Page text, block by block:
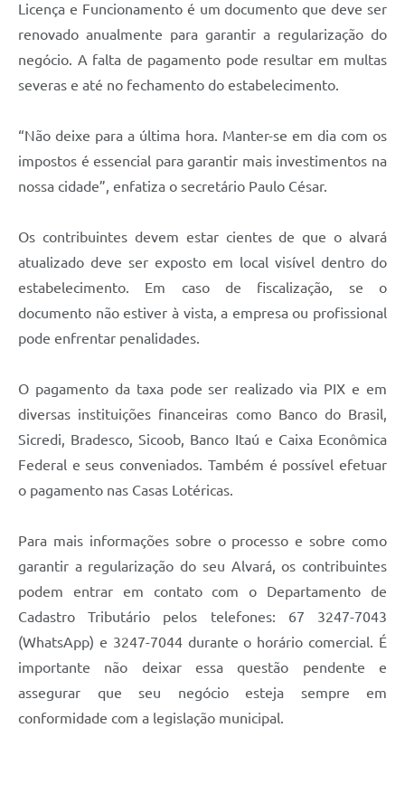
Licença e Funcionamento é um documento que deve ser
renovado anualmente para garantir a regularização do
negócio. A falta de pagamento pode resultar em multas
severas e até no fechamento do estabelecimento.
“Não deixe para a última hora. Manter-se em dia com os
impostos é essencial para garantir mais investimentos na
nossa cidade”, enfatiza o secretário Paulo César.
Os contribuintes devem estar cientes de que o alvará
atualizado deve ser exposto em local visível dentro do
estabelecimento. Em caso de fiscalização, se o
documento não estiver à vista, a empresa ou profissional
pode enfrentar penalidades.
O pagamento da taxa pode ser realizado via PIX e em
diversas instituições financeiras como Banco do Brasil,
Sicredi, Bradesco, Sicoob, Banco Itaú e Caixa Econômica
Federal e seus conveniados. Também é possível efetuar
o pagamento nas Casas Lotéricas.
Para mais informações sobre o processo e sobre como
garantir a regularização do seu Alvará, os contribuintes
podem entrar em contato com o Departamento de
Cadastro Tributário pelos telefones: 67 3247-7043
(WhatsApp) e 3247-7044 durante o horário comercial. É
importante não deixar essa questão pendente e
assegurar que seu negócio esteja sempre em
conformidade com a legislação municipal.